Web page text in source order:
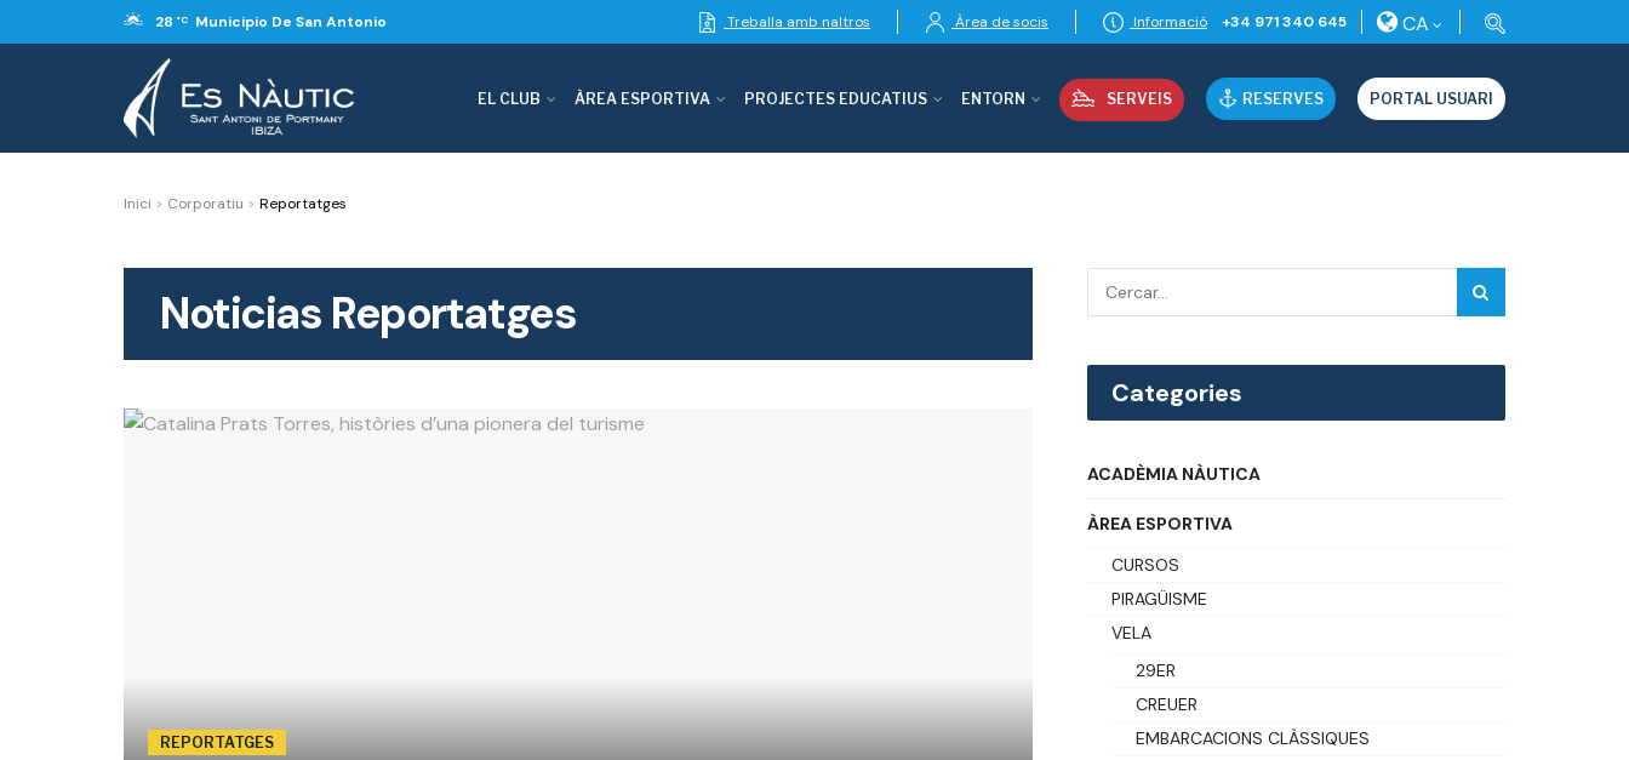
28 °C Municipio De San Antonio Treballa amb naltros Àrea de socis Informació +34 971 340 645 CA
EL CLUB ÀREA ESPORTIVA PROJECTES EDUCATIUS ENTORN SERVEIS RESERVES PORTAL USUARI
Inici > Corporatiu > Reportatges
Noticias Reportatges
REPORTATGES
Categories
ACADÈMIA NÀUTICA
ÀREA ESPORTIVA
CURSOS
PIRAGÜISME
VELA
29ER
CREUER
EMBARCACIONS CLÀSSIQUES